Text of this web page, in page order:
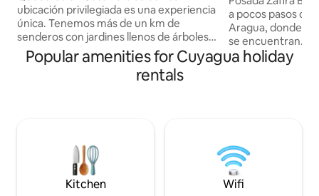
ubicación privilegiada es una experiencia
única. Tenemos más de un km de
senderos con jardines llenos de árboles y
flores exóticas. Una de la cabeceras del
río Choroní con sus aguas cristalinas y
sus pozos sabrosos está a pasos de la
con baño privado y equipadas con
lencería premium de algodón egipcio.
a pocos pasos de
Aragua, donde la
se encuentran.
habitaciones
con baño
marina, hamacas
para
desde lo esencial
Popular amenities for Cuyagua holiday
rentals
Kitchen Wifi